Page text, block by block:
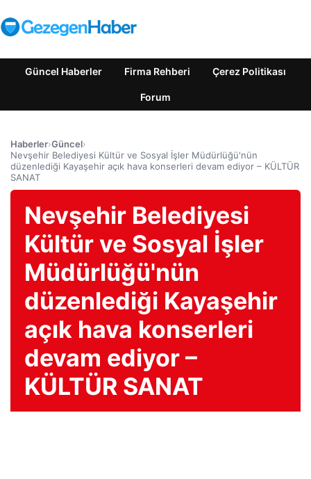
Güncel Haberler Firma Rehberi Çerez Politikası
Forum
Haberler›Güncel›
Nevşehir Belediyesi Kültür ve Sosyal İşler Müdürlüğü'nün
düzenlediği Kayaşehir açık hava konserleri devam ediyor – KÜLTÜR
SANAT
Nevşehir Belediyesi
Kültür ve Sosyal İşler
Müdürlüğü'nün
düzenlediği Kayaşehir
açık hava konserleri
devam ediyor –
KÜLTÜR SANAT